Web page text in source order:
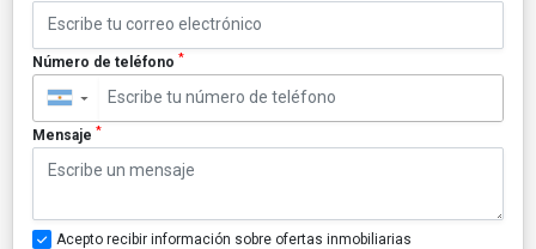
Número de teléfono *
▼
Mensaje *
Acepto recibir información sobre ofertas inmobiliarias